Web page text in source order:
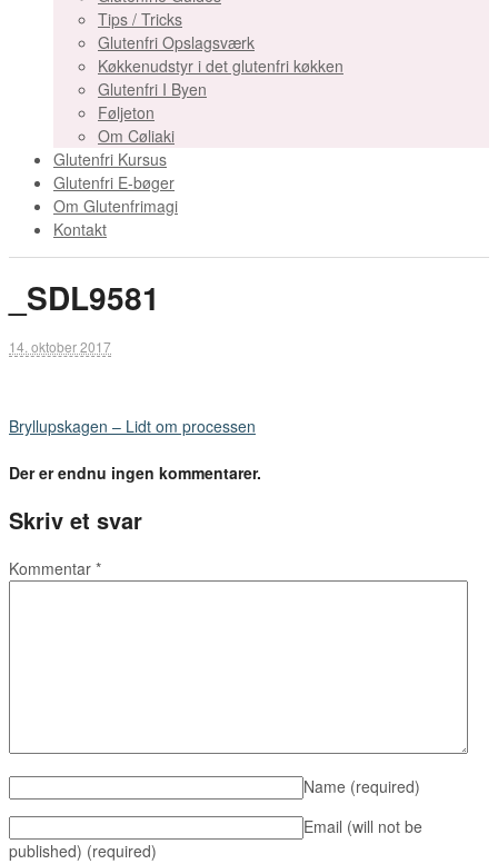
Tips / Tricks
Glutenfri Opslagsværk
Køkkenudstyr i det glutenfri køkken
Glutenfri I Byen
Føljeton
Om Cøliaki
Glutenfri Kursus
Glutenfri E-bøger
Om Glutenfrimagi
Kontakt
_SDL9581
14. oktober 2017
Bryllupskagen – Lidt om processen
Der er endnu ingen kommentarer.
Skriv et svar
Kommentar *
Name (required)
Email (will not be
published) (required)